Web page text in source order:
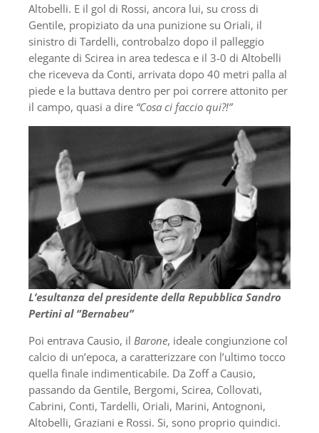
Altobelli. E il gol di Rossi, ancora lui, su cross di
Gentile, propiziato da una punizione su Oriali, il
sinistro di Tardelli, controbalzo dopo il palleggio
elegante di Scirea in area tedesca e il 3-0 di Altobelli
che riceveva da Conti, arrivata dopo 40 metri palla al
piede e la buttava dentro per poi correre attonito per
il campo, quasi a dire “Cosa ci faccio qui?!”
L’esultanza del presidente della Repubblica Sandro
Pertini al “Bernabeu”
Poi entrava Causio, il Barone, ideale congiunzione col
calcio di un’epoca, a caratterizzare con l’ultimo tocco
quella finale indimenticabile. Da Zoff a Causio,
passando da Gentile, Bergomi, Scirea, Collovati,
Cabrini, Conti, Tardelli, Oriali, Marini, Antognoni,
Altobelli, Graziani e Rossi. Si, sono proprio quindici.